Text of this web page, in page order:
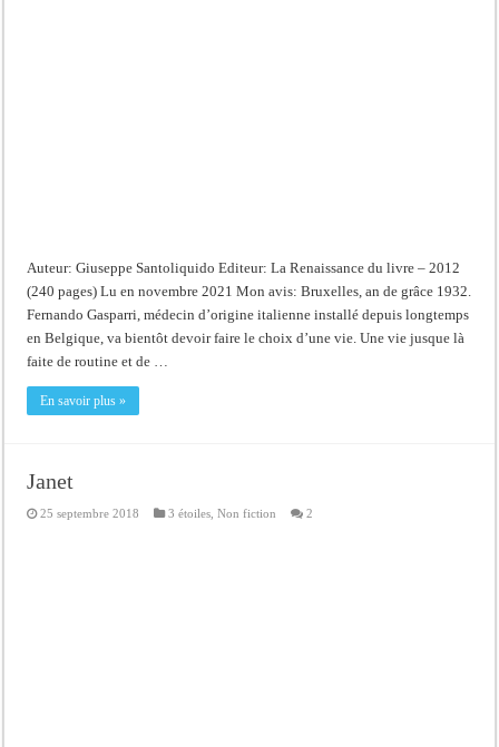
Auteur: Giuseppe Santoliquido Editeur: La Renaissance du livre – 2012
(240 pages) Lu en novembre 2021 Mon avis: Bruxelles, an de grâce 1932.
Fernando Gasparri, médecin d’origine italienne installé depuis longtemps
en Belgique, va bientôt devoir faire le choix d’une vie. Une vie jusque là
faite de routine et de …
En savoir plus »
Janet
25 septembre 2018 3 étoiles ,Non fiction 2